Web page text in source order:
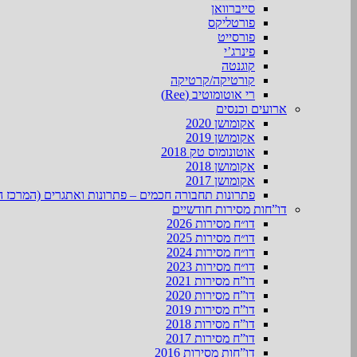
סייברוואן
פורטליקס
פורסייט
פינרג’י
קוגנטה
קורטיקה/קרטיקה
רי אוטומוטיב (Ree)
ארועים וכנסים
אקומושן 2020
אקומושן 2019
אוטונומוס טק 2018
אקומושן 2018
אקומושן 2017
פתרונות תחבורה חכמים – פתרונות ואתגרים (המרכז
דו”חות מסירות חודשיים
דו״ח מסירות 2026
דו״ח מסירות 2025
דו״ח מסירות 2024
דו״ח מסירות 2023
דו”ח מסירות 2021
דו”ח מסירות 2020
דו”ח מסירות 2019
דו”ח מסירות 2018
דו”ח מסירות 2017
דו”חות מסירות 2016